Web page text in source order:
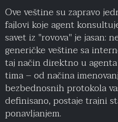
Ove veštine su zapravo
fajlovi koje agent
savet iz "rovova" je jasan:
generičke veštine sa
taj način direktno u
tima – od načina
bezbednosnih protokola
definisano, postaje trajni
ponavljanjem.